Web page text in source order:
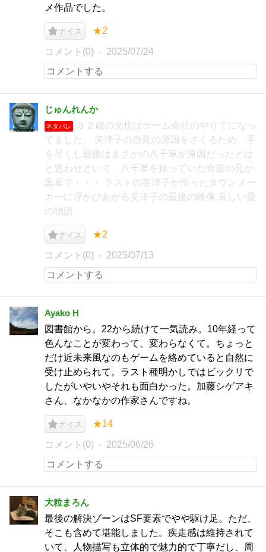
メ作品でした。
ナイス ★2
コメント(0) 2025/07/24
じゅんれんか
ネタバレ
３２歳の光也はゲーム会社のやりてになっ
てました。 美津子の自死の原因をさぐるため、手
を尽くし最後はまさかの八千草が原因だったとは
と思わせといて、八千草を操っていた奇形の兄が
黒幕で・・・ ラストの美津子が作ったタウンメー
カーに浮かびあがる美津子の最後の映像 哀しい愛
の物語
ナイス ★2
コメント(0) 2025/07/13
Ayako H
図書館から。22から続けて一気読み。10年経って
色んなことが変わって、変わらなくて。ちょっと
だけ近未来風なのもゲームを絡めていると自然に
受け止められて。ラスト種明かしではビックリで
したがいやいやそれも面白かった。加藤シゲアキ
さん、なかなかの作家さんですね。
ナイス ★14
コメント(0) 2025/06/26
大粒まろん
最後の解決ゾーンはSF要素でやや駆け足。ただ、
そこも含めて堪能しました。疾走感は維持されて
いて、人物描写も立体的で魅力的で丁寧だし、周